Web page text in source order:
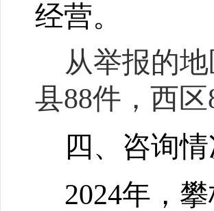
经营。
从举报的
县88件，西
四、咨询
2024年，